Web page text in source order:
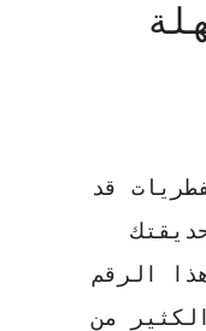
قد
حديقتك
الرقم
من